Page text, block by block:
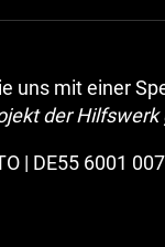
uns mit einer
der Hilfswerk
| DE55 6001